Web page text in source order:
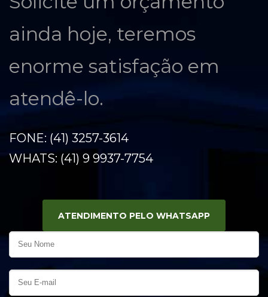
ainda hoje, teremos
enorme satisfação em
atendê-lo.
FONE: (41) 3257-3614
WHATS: (41) 9 9937-7754
ATENDIMENTO PELO WHATSAPP